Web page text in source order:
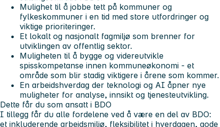
Mulighet til å jobbe tett på kommuner og
fylkeskommuner i en tid med store utfordringer og
viktige prioriteringer.
Et lokalt og nasjonalt fagmiljø som brenner for
utviklingen av offentlig sektor.
Muligheten til å bygge og videreutvikle
spisskompetanse innen kommuneøkonomi - et
område som blir stadig viktigere i årene som kommer.
En arbeidshverdag der teknologi og AI åpner nye
muligheter for analyse, innsikt og tjenesteutvikling.
Dette får du som ansatt i BDO
I tillegg får du alle fordelene ved å være en del av BDO:
et inkluderende arbeidsmiljø, fleksibilitet i hverdagen, gode